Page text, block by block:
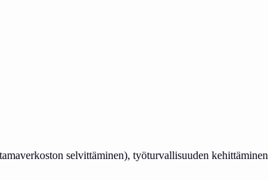
selvittäminen), työturvallisuuden kehittäminen